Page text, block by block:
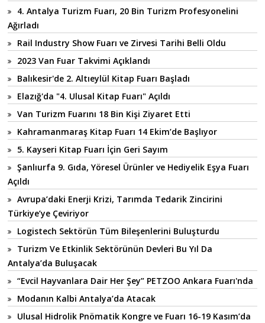
4. Antalya Turizm Fuarı, 20 Bin Turizm Profesyonelini
Ağırladı
Rail Industry Show Fuarı ve Zirvesi Tarihi Belli Oldu
2023 Van Fuar Takvimi Açıklandı
Balıkesir'de 2. Altıeylül Kitap Fuarı Başladı
Elazığ'da "4. Ulusal Kitap Fuarı" Açıldı
Van Turizm Fuarını 18 Bin Kişi Ziyaret Etti
Kahramanmaraş Kitap Fuarı 14 Ekim’de Başlıyor
5. Kayseri Kitap Fuarı İçin Geri Sayım
Şanlıurfa 9. Gıda, Yöresel Ürünler ve Hediyelik Eşya Fuarı
Açıldı
Avrupa’daki Enerji Krizi, Tarımda Tedarik Zincirini
Türkiye’ye Çeviriyor
Logistech Sektörün Tüm Bileşenlerini Buluşturdu
Turizm Ve Etkinlik Sektörünün Devleri Bu Yıl Da
Antalya’da Buluşacak
“Evcil Hayvanlara Dair Her Şey” PETZOO Ankara Fuarı'nda
Modanın Kalbi Antalya’da Atacak
Ulusal Hidrolik Pnömatik Kongre ve Fuarı 16-19 Kasım’da